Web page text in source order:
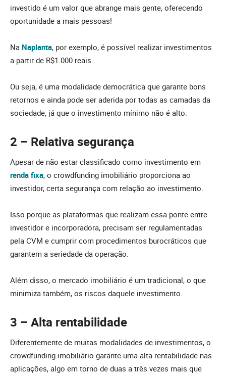
investido é um valor que abrange mais gente, oferecendo
oportunidade a mais pessoas!
Na Naplanta, por exemplo, é possível realizar investimentos
a partir de R$1.000 reais.
Ou seja, é uma modalidade democrática que garante bons
retornos e ainda pode ser aderida por todas as camadas da
sociedade, já que o investimento mínimo não é alto.
2 – Relativa segurança
Apesar de não estar classificado como investimento em
renda fixa, o crowdfunding imobiliário proporciona ao
investidor, certa segurança com relação ao investimento.
Isso porque as plataformas que realizam essa ponte entre
investidor e incorporadora, precisam ser regulamentadas
pela CVM e cumprir com procedimentos burocráticos que
garantem a seriedade da operação.
Além disso, o mercado imobiliário é um tradicional, o que
minimiza também, os riscos daquele investimento.
3 – Alta rentabilidade
Diferentemente de muitas modalidades de investimentos, o
crowdfunding imobiliário garante uma alta rentabilidade nas
aplicações, algo em torno de duas a três vezes mais que